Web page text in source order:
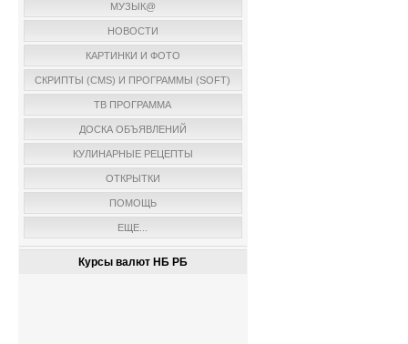
МУЗЫК@
НОВОСТИ
КАРТИНКИ И ФОТО
СКРИПТЫ (CMS) И ПРОГРАММЫ (SOFT)
ТВ ПРОГРАММА
ДОСКА ОБЪЯВЛЕНИЙ
КУЛИНАРНЫЕ РЕЦЕПТЫ
ОТКРЫТКИ
ПОМОЩЬ
ЕЩЕ...
Курсы валют НБ РБ